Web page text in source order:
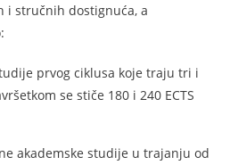
i stručnih dostignuća, a
prvog ciklusa koje traju tri i
se stiče 180 i 240 ECTS
akademske studije u trajanju od